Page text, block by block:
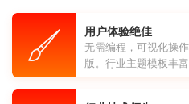
用户体验绝佳
无需编程，可视化操
版。行业主题模板丰